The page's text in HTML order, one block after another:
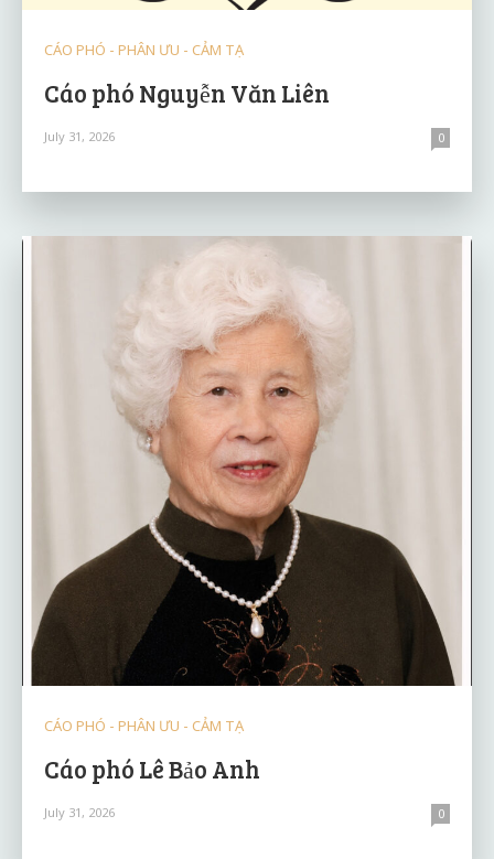
CÁO PHÓ - PHÂN ƯU - CẢM TẠ
Cáo phó Nguyễn Văn Liên
July 31, 2026 0
CÁO PHÓ - PHÂN ƯU - CẢM TẠ
Cáo phó Lê Bảo Anh
July 31, 2026 0